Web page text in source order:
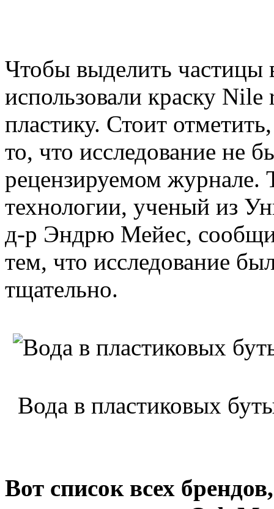
Чтобы выделить частицы
использовали краску Nile
пластику. Стоит
то, что исследование не
рецензируемом журнале.
технологии, ученый из
д-р Эндрю Мейес,
тем, что исследование
тщательно.
Вода в пластиковых
Вот список всех